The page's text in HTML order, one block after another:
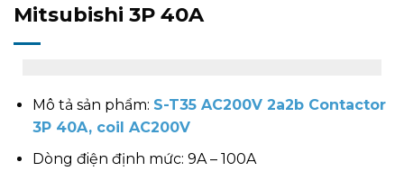
Mitsubishi 3P 40A
Mô tả sản phẩm: S-T35 AC200V 2a2b Contactor
3P 40A, coil AC200V
Dòng điện định mức: 9A – 100A